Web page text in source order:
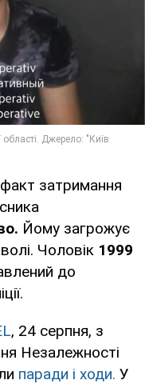
факт затримання
Йому загрожує
Чоловік 1999
до
, 24 серпня, з
Незалежності
паради і ходи. У